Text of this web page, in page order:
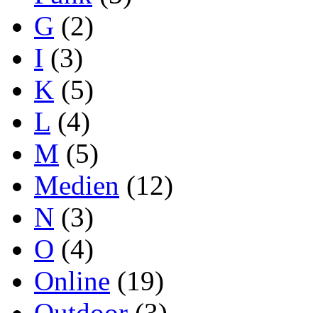
G (2)
I (3)
K (5)
L (4)
M (5)
Medien (12)
N (3)
O (4)
Online (19)